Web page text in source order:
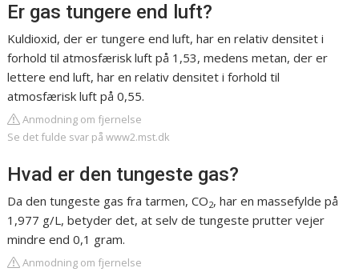
Er gas tungere end luft?
Kuldioxid, der er tungere end luft, har en relativ densitet i
forhold til atmosfærisk luft på 1,53, medens metan, der er
lettere end luft, har en relativ densitet i forhold til
atmosfærisk luft på 0,55.
Anmodning om fjernelse
Se det fulde svar på www2.mst.dk
Hvad er den tungeste gas?
Da den tungeste gas fra tarmen, CO2, har en massefylde på
1,977 g/L, betyder det, at selv de tungeste prutter vejer
mindre end 0,1 gram.
Anmodning om fjernelse